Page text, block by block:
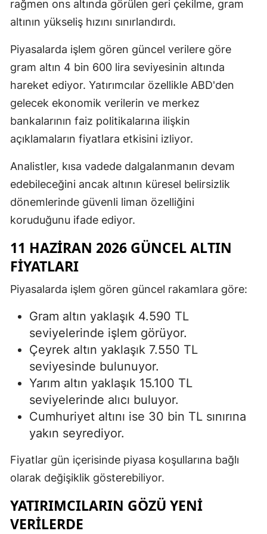
rağmen ons altında görülen geri çekilme, gram
altının yükseliş hızını sınırlandırdı.
Piyasalarda işlem gören güncel verilere göre
gram altın 4 bin 600 lira seviyesinin altında
hareket ediyor. Yatırımcılar özellikle ABD'den
gelecek ekonomik verilerin ve merkez
bankalarının faiz politikalarına ilişkin
açıklamaların fiyatlara etkisini izliyor.
Analistler, kısa vadede dalgalanmanın devam
edebileceğini ancak altının küresel belirsizlik
dönemlerinde güvenli liman özelliğini
koruduğunu ifade ediyor.
11 HAZIRAN 2026 GÜNCEL ALTIN
FIYATLARI
Piyasalarda işlem gören güncel rakamlara göre:
Gram altın yaklaşık 4.590 TL
seviyelerinde işlem görüyor.
Çeyrek altın yaklaşık 7.550 TL
seviyesinde bulunuyor.
Yarım altın yaklaşık 15.100 TL
seviyelerinde alıcı buluyor.
Cumhuriyet altını ise 30 bin TL sınırına
yakın seyrediyor.
Fiyatlar gün içerisinde piyasa koşullarına bağlı
olarak değişiklik gösterebiliyor.
YATIRIMCILARIN GÖZÜ YENI
VERILERDE